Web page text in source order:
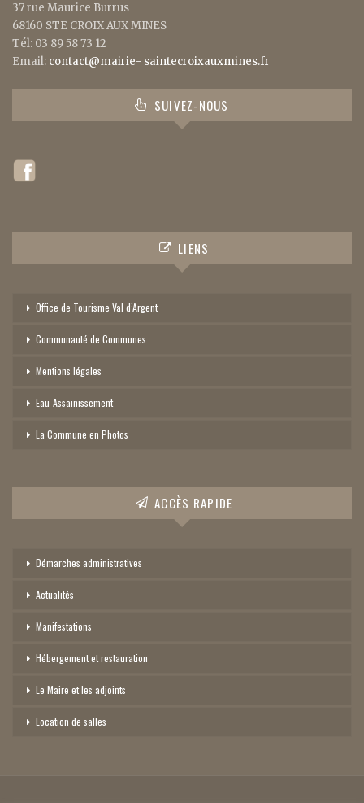
37 rue Maurice Burrus
68160 STE CROIX AUX MINES
Tél: 03 89 58 73 12
Email: contact@mairie- saintecroixauxmines.fr
SUIVEZ-NOUS
LIENS
Office de Tourisme Val d’Argent
Communauté de Communes
Mentions légales
Eau-Assainissement
La Commune en Photos
ACCÈS RAPIDE
Démarches administratives
Actualités
Manifestations
Hébergement et restauration
Le Maire et les adjoints
Location de salles